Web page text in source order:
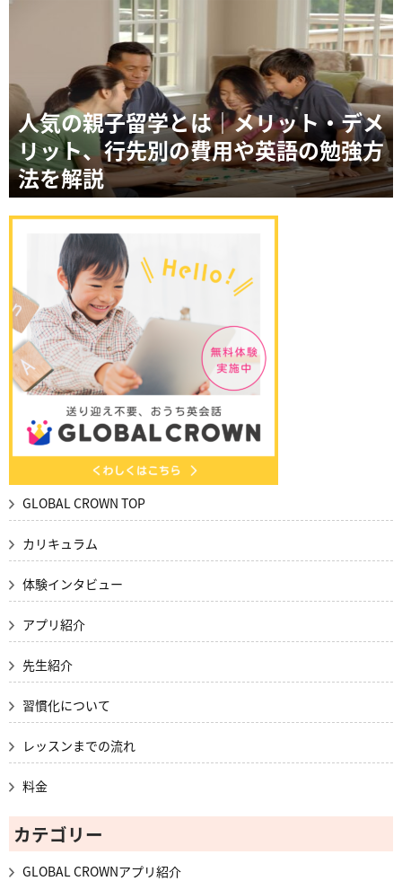
人気の親子留学とは｜メリット・デメ
リット、行先別の費用や英語の勉強方
法を解説
GLOBAL CROWN TOP
カリキュラム
体験インタビュー
アプリ紹介
先生紹介
習慣化について
レッスンまでの流れ
料金
カテゴリー
GLOBAL CROWNアプリ紹介